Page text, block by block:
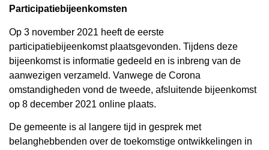
Participatiebijeenkomsten
Op 3 november 2021 heeft de eerste
participatiebijeenkomst plaatsgevonden. Tijdens deze
bijeenkomst is informatie gedeeld en is inbreng van de
aanwezigen verzameld. Vanwege de Corona
omstandigheden vond de tweede, afsluitende bijeenkomst
op 8 december 2021 online plaats.
De gemeente is al langere tijd in gesprek met
belanghebbenden over de toekomstige ontwikkelingen in